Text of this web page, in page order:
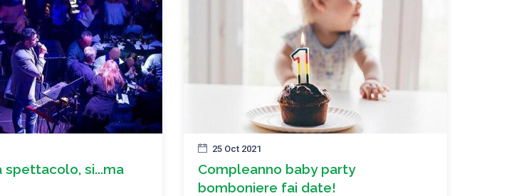
spettacolo, si...ma
25 Oct 2021
Compleanno baby party
bomboniere fai date!